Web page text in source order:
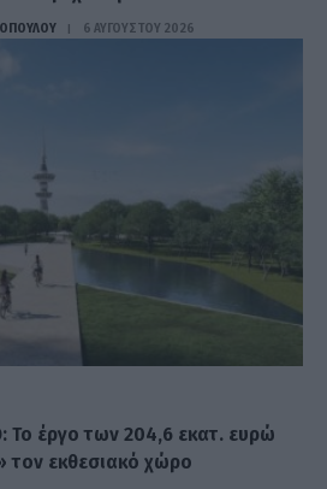
6 ΑΥΓΟΎΣΤΟΥ 2026
Το έργο των 204,6 εκατ. ευρώ
εκθεσιακό χώρο